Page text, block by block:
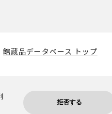
館蔵品データベース トップ
国立博物館に帰属します。
拒否する